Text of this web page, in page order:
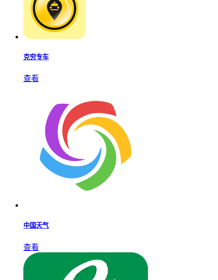
克穷专车
查看
中国天气
查看